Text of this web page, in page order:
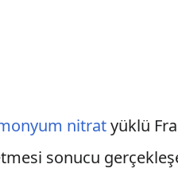
nitratyüklü
sonucu